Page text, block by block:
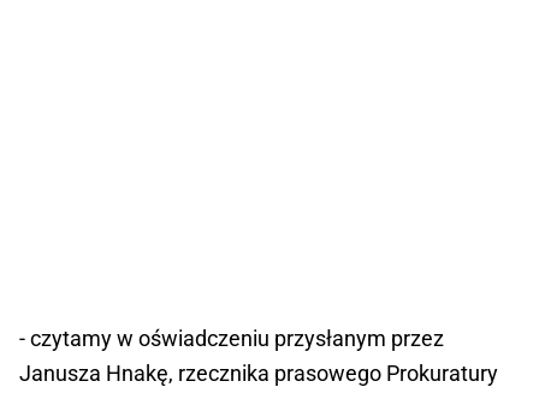
- czytamy w oświadczeniu przysłanym przez
Janusza Hnakę, rzecznika prasowego Prokuratury